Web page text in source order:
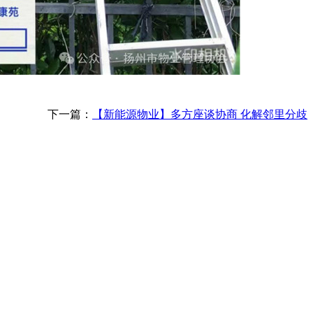
下一篇： 【新能源物业】多方座谈协商 化解邻里分歧